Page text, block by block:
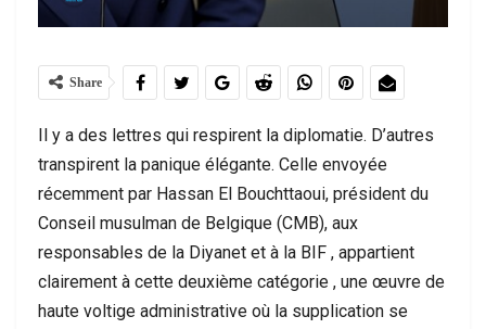
Share
Il y a des lettres qui respirent la diplomatie. D’autres
transpirent la panique élégante. Celle envoyée
récemment par Hassan El Bouchttaoui, président du
Conseil musulman de Belgique (CMB), aux
responsables de la Diyanet et à la BIF , appartient
clairement à cette deuxième catégorie , une œuvre de
haute voltige administrative où la supplication se